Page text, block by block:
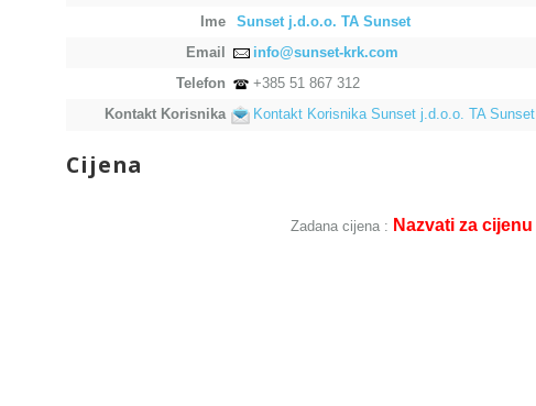
Ime
Sunset j.d.o.o. TA Sunset
Email
info@sunset-krk.com
Telefon
+385 51 867 312
Kontakt Korisnika
Kontakt Korisnika Sunset j.d.o.o. TA Sunset
Cijena
Zadana cijena : Nazvati za cijenu